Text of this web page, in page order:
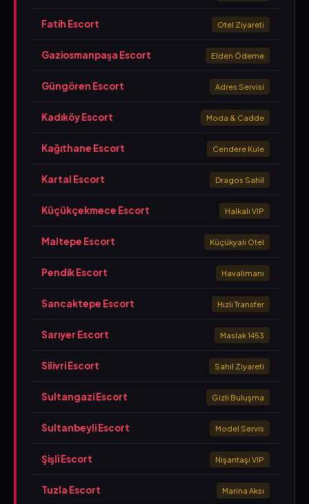
Fatih Escort Otel Ziyareti
Gaziosmanpaşa Escort Elden Ödeme
Güngören Escort Adres Servisi
Kadıköy Escort Moda & Cadde
Kağıthane Escort Cendere Kule
Kartal Escort Dragos Sahil
Küçükçekmece Escort Halkalı VIP
Maltepe Escort Küçükyalı Otel
Pendik Escort Havalimanı
Sancaktepe Escort Hızlı Transfer
Sarıyer Escort Maslak 1453
Silivri Escort Sahil Ziyareti
Sultangazi Escort Gizli Buluşma
Sultanbeyli Escort Model Servis
Şişli Escort Nişantaşı VIP
Tuzla Escort Marina Aksı